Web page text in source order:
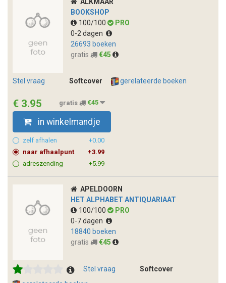
BOOKSHOP
100/100
PRO
0-2 dagen
26693 boeken
gratis
€45
Stel vraag Softcover gerelateerde boeken
€ 3.95 gratis €45
in winkelmandje
zelf afhalen
+0.00
naar afhaalpunt
+3.99
adreszending
+5.99
APELDOORN
HET ALPHABET ANTIQUARIAAT
100/100
PRO
0-7 dagen
18840 boeken
gratis
€45
Stel vraag
Softcover